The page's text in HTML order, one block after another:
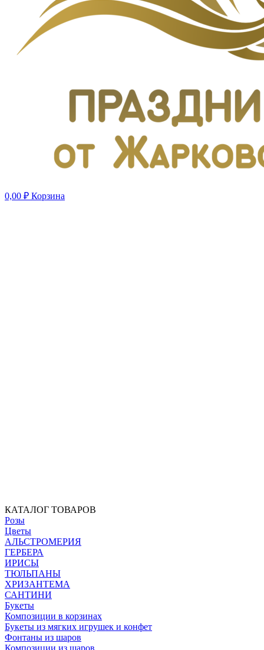
0,00 ₽ Корзина
КАТАЛОГ ТОВАРОВ
Розы
Цветы
АЛЬСТРОМЕРИЯ
ГЕРБЕРА
ИРИСЫ
ТЮЛЬПАНЫ
ХРИЗАНТЕМА
САНТИНИ
Букеты
Композиции в корзинах
Букеты из мягких игрушек и конфет
Фонтаны из шаров
Композиции из шаров